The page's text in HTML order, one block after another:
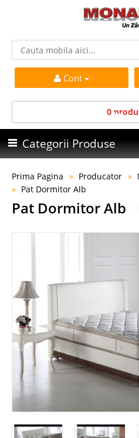
Cont
0
Categorii Produse
Prima Pagina Producator
Pat Dormitor Alb
Pat Dormitor Alb